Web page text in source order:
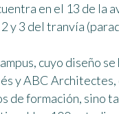
en el 13 de la
y 3 del tranvía
cuyo diseño
y ABC Architectes,
de formación, sino